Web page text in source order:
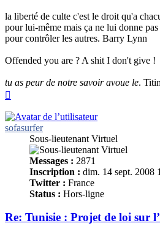
la liberté de culte c'est le droit qu'a
pour lui-même mais ça ne lui donne
pour contrôler les autres. Barry Lynn
Offended you are ? A shit I don't give !
tu as peur de notre savoir avoue le.
sofasurfer
Sous-lieutenant Virtuel
Messages : 2871
Inscription : dim. 14 sept. 2008
Twitter : France
Status : Hors-ligne
Re: Tunisie : Projet de loi sur